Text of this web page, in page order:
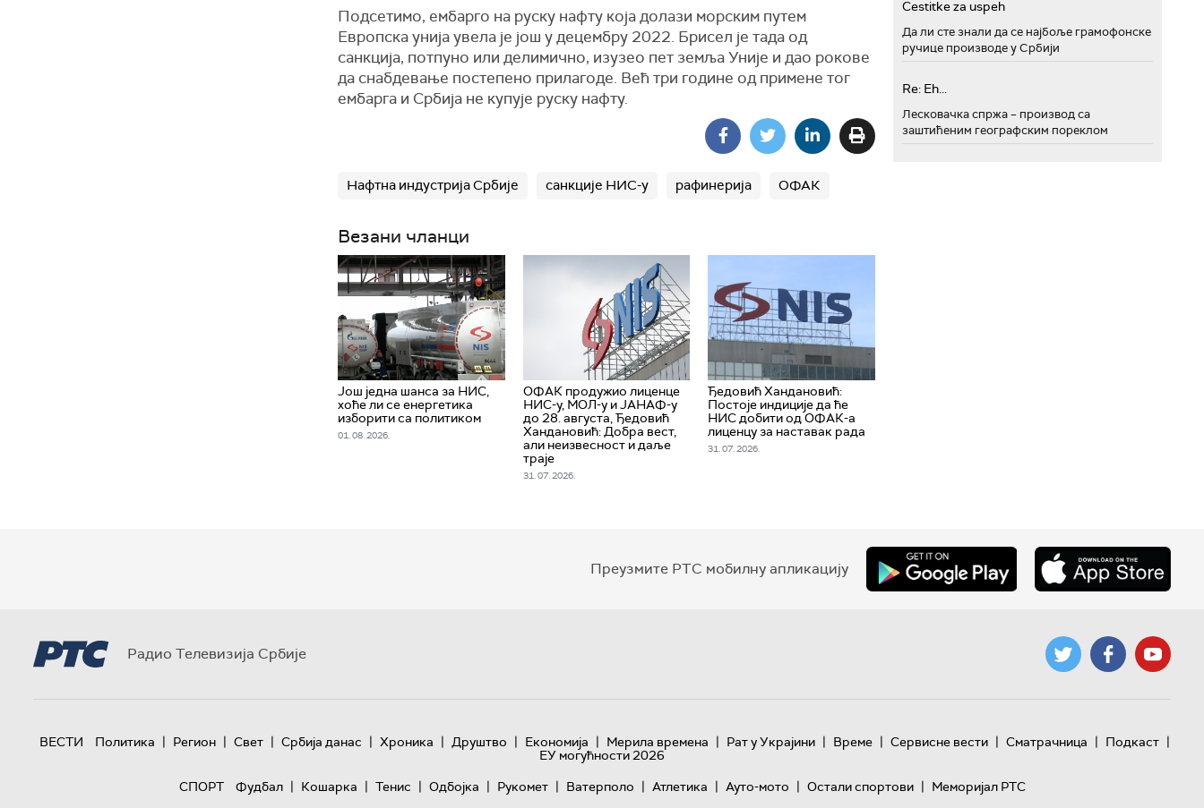
Подсетимо, ембарго на руску нафту која долази морским путем
Европска унија увела је још у децембру 2022. Брисел је тада од
санкција, потпуно или делимично, изузео пет земља Уније и дао рокове
да снабдевање постепено прилагоде. Већ три године од примене тог
ембарга и Србија не купује руску нафту.
Нафтна индустрија Србије санкције НИС-у рафинерија ОФАК
Везани чланци
Још једна шанса за НИС,
хоће ли се енергетика
изборити са политиком
01. 08. 2026.
ОФАК продужио лиценце
НИС-у, МОЛ-у и ЈАНАФ-у
до 28. августа, Ђедовић
Хандановић: Добра вест,
али неизвесност и даље
траје
31. 07. 2026.
Ђедовић Хандановић:
Постоје индиције да ће
НИС добити од ОФАК-а
лиценцу за наставак рада
31. 07. 2026.
Cestitke za uspeh
Да ли сте знали да се најбоље грамофонске
ручице производе у Србији
Re: Eh...
Лесковачка спржа – производ са
заштићеним географским пореклом
Преузмите РТС мобилну апликацију
Радио Телевизија Србије
ВЕСТИ Политика | Регион | Свет | Србија данас | Хроника | Друштво | Економија | Мерила времена | Рат у Украјини | Време | Сервисне вести | Сматрачница | Подкаст |
ЕУ могућности 2026
СПОРТ
Фудбал | Кошарка | Тенис | Одбојка | Рукомет | Ватерполо | Атлетика | Ауто-мото | Остали спортови | Меморијал РТС